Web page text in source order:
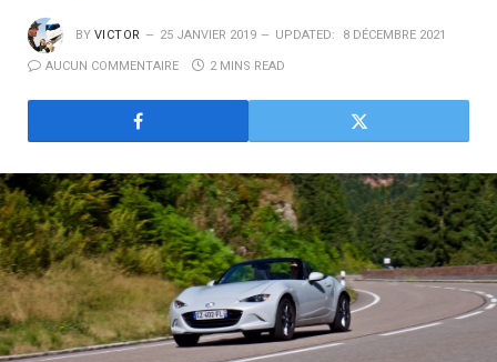
BY VICTOR 25 JANVIER 2019 UPDATED: 8 DÉCEMBRE 2021
AUCUN COMMENTAIRE 2 MINS READ